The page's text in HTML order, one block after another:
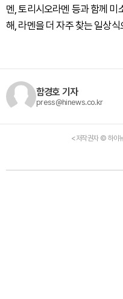
멘, 토리시오라멘 등과 함께
해, 라멘을 더 자주 찾는 일상
함경호 기자
press@hinews.co.kr
<저작권자 © 하이